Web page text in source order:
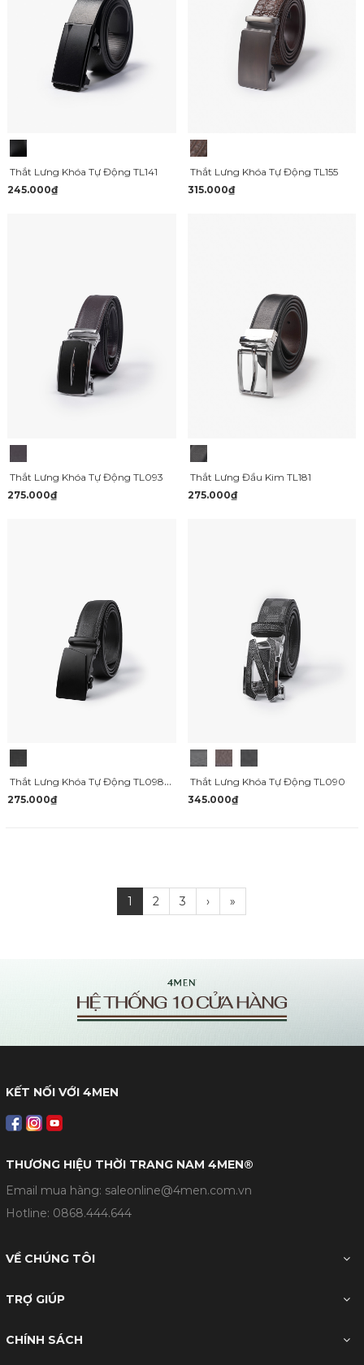
Thắt Lưng Khóa Tự Động TL141
245.000₫
Thắt Lưng Khóa Tự Động TL155
315.000₫
Thắt Lưng Khóa Tự Động TL093
275.000₫
Thắt Lưng Đầu Kim TL181
275.000₫
Thắt Lưng Khóa Tự Động TL098 Màu Đen
275.000₫
Thắt Lưng Khóa Tự Động TL090
345.000₫
1 2 3 › »
KẾT NỐI VỚI 4MEN
THƯƠNG HIỆU THỜI TRANG NAM 4MEN®
Email mua hàng: saleonline@4men.com.vn
Hotline: 0868.444.644
VỀ CHÚNG TÔI
TRỢ GIÚP
CHÍNH SÁCH